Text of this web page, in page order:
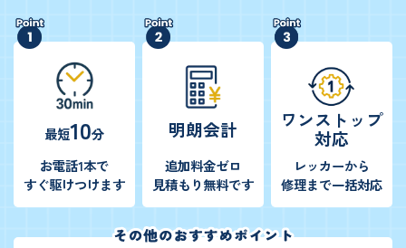
最短10分
お電話1本で
すぐ駆けつけます
明朗会計
追加料金ゼロ
見積もり無料です
ワンストップ
対応
レッカーから
修理まで一括対応